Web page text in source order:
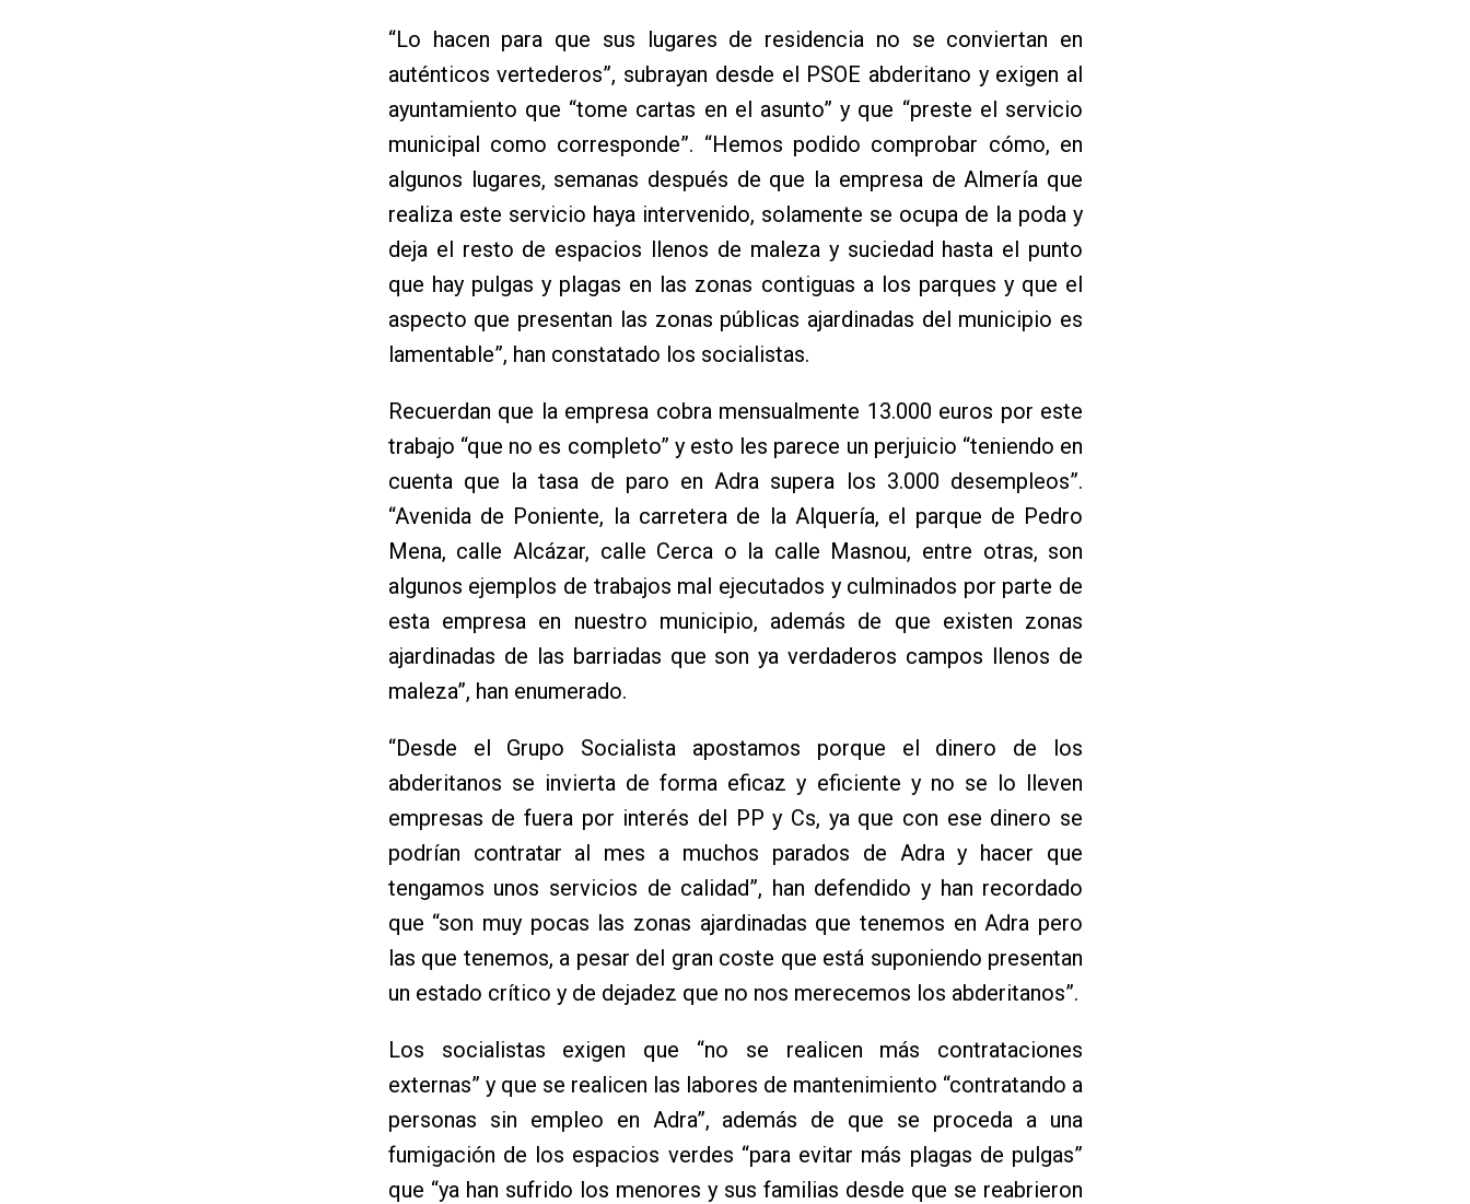
“Lo hacen para que sus lugares de residencia no se conviertan en
auténticos vertederos”, subrayan desde el PSOE abderitano y exigen al
ayuntamiento que “tome cartas en el asunto” y que “preste el servicio
municipal como corresponde”. “Hemos podido comprobar cómo, en
algunos lugares, semanas después de que la empresa de Almería que
realiza este servicio haya intervenido, solamente se ocupa de la poda y
deja el resto de espacios llenos de maleza y suciedad hasta el punto
que hay pulgas y plagas en las zonas contiguas a los parques y que el
aspecto que presentan las zonas públicas ajardinadas del municipio es
lamentable”, han constatado los socialistas.
Recuerdan que la empresa cobra mensualmente 13.000 euros por este
trabajo “que no es completo” y esto les parece un perjuicio “teniendo en
cuenta que la tasa de paro en Adra supera los 3.000 desempleos”.
“Avenida de Poniente, la carretera de la Alquería, el parque de Pedro
Mena, calle Alcázar, calle Cerca o la calle Masnou, entre otras, son
algunos ejemplos de trabajos mal ejecutados y culminados por parte de
esta empresa en nuestro municipio, además de que existen zonas
ajardinadas de las barriadas que son ya verdaderos campos llenos de
maleza”, han enumerado.
“Desde el Grupo Socialista apostamos porque el dinero de los
abderitanos se invierta de forma eficaz y eficiente y no se lo lleven
empresas de fuera por interés del PP y Cs, ya que con ese dinero se
podrían contratar al mes a muchos parados de Adra y hacer que
tengamos unos servicios de calidad”, han defendido y han recordado
que “son muy pocas las zonas ajardinadas que tenemos en Adra pero
las que tenemos, a pesar del gran coste que está suponiendo presentan
un estado crítico y de dejadez que no nos merecemos los abderitanos”.
Los socialistas exigen que “no se realicen más contrataciones
externas” y que se realicen las labores de mantenimiento “contratando a
personas sin empleo en Adra”, además de que se proceda a una
fumigación de los espacios verdes “para evitar más plagas de pulgas”
que “ya han sufrido los menores y sus familias desde que se reabrieron